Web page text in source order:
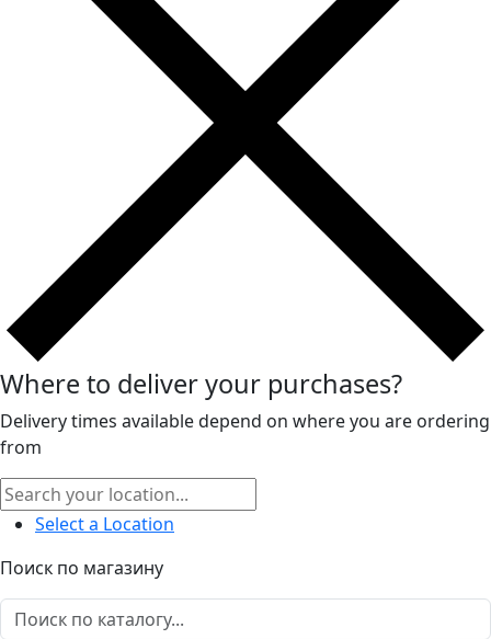
Where to deliver your purchases?
Delivery times available depend on where you are ordering
from
Select a Location
Поиск по магазину